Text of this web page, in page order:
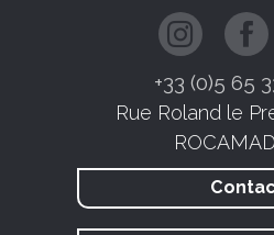
+33 (0)5 65
Rue Roland le